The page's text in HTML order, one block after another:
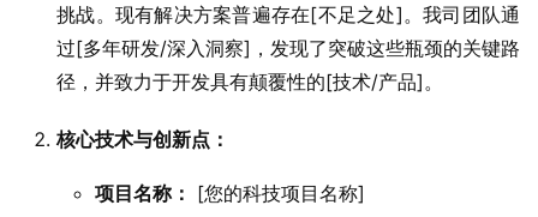
挑战。现有解决方案普遍存在[不足之处]。我司团队通
过[多年研发/深入洞察]，发现了突破这些瓶颈的关键路
径，并致力于开发具有颠覆性的[技术/产品]。
核心技术与创新点：
项目名称： [您的科技项目名称]